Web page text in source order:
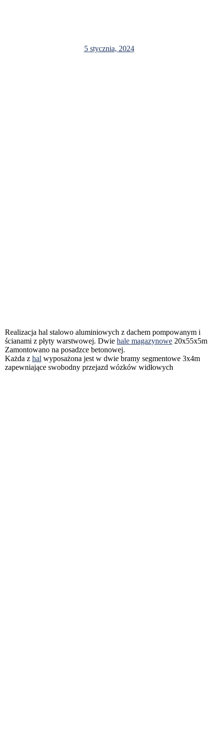
5 stycznia, 2024
Realizacja hal stalowo aluminiowych z dachem pompowanym i
ścianami z płyty warstwowej. Dwie hale magazynowe 20x55x5m
Zamontowano na posadzce betonowej.
Każda z hal wyposażona jest w dwie bramy segmentowe 3x4m
zapewniające swobodny przejazd wózków widłowych